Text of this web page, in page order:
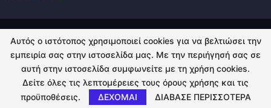
ΠΟΛΙΤΙΚΗ ΑΠΟΡΡΗΤΟΥ ΕΠΙΚΟΙΝΩΝΙΑ
© 2026 - Kingsport.gr. All Rights Reserved.
Αυτός ο ιστότοπος χρησιμοποιεί cookies για να βελτιώσει την
εμπειρία σας στην ιστοσελίδα μας. Με την περιήγησή σας σε
αυτή στην ιστοσελίδα συμφωνείτε με τη χρήση cookies.
Δείτε όλες τις λεπτομέρειες τους όρους χρήσης και τις
προϋποθέσεις.
ΔΕΧΟΜΑΙ ΔΙΑΒΑΣΕ ΠΕΡΙΣΣΟΤΕΡΑ